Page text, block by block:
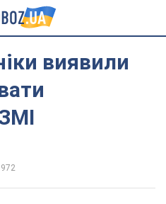
виявили
972